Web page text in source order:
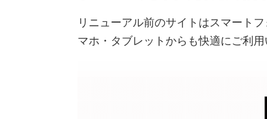
リニューアル前のサイトはスマート
マホ・タブレットからも快適にご利